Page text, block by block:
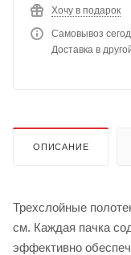
Хочу в подарок
Самовывоз
Доставка в
ОПИСАНИЕ
Трехслойные
см. Каждая пачка
эффективно